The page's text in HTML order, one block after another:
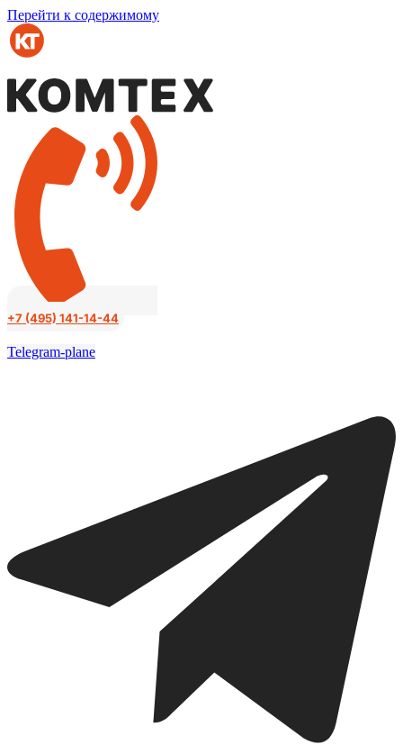
Перейти к содержимому
+7 (495) 141-14-44
Telegram-plane